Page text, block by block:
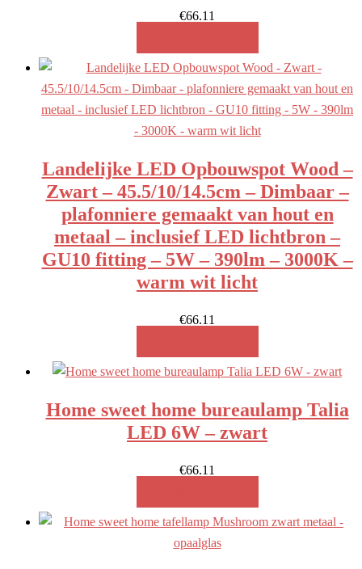
€66.11
Landelijke LED Opbouwspot Wood –
Zwart – 45.5/10/14.5cm – Dimbaar –
plafonniere gemaakt van hout en
metaal – inclusief LED lichtbron –
GU10 fitting – 5W – 390lm – 3000K –
warm wit licht
€66.11
Home sweet home bureaulamp Talia
LED 6W – zwart
€66.11